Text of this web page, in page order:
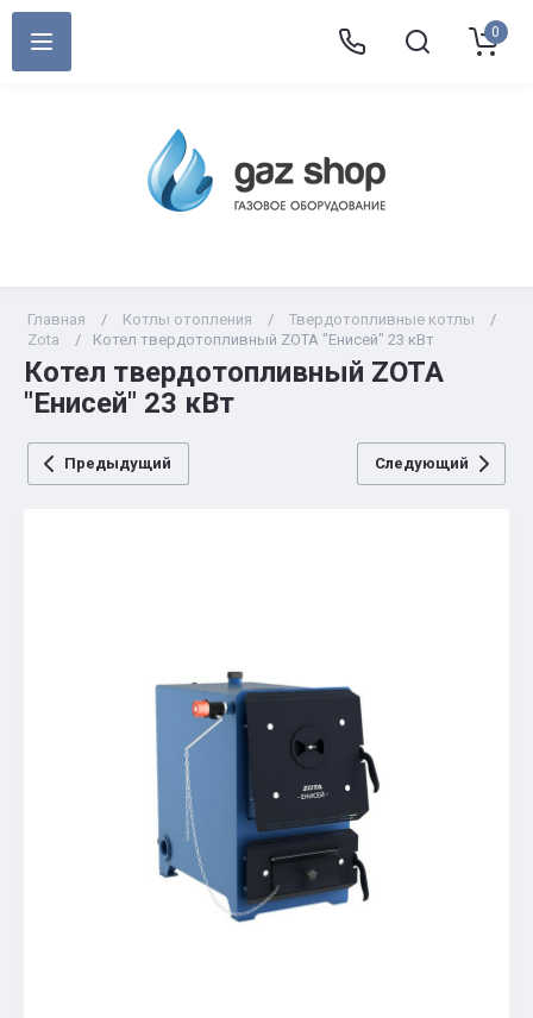
0
Главная / Котлы отопления / Твердотопливные котлы
/
Zota
/ Котел твердотопливный ZOTA "Енисей" 23 кВт
Котел твердотопливный ZOTA
"Енисей" 23 кВт
Предыдущий Следующий